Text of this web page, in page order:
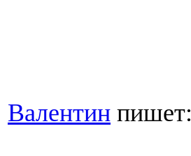
Валентин пишет: